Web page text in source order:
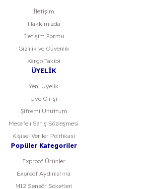
Gönder
İletişim
Hakkımızda
İletişim Formu
Gizlilik ve Güvenlik
Kargo Takibi
ÜYELİK
Yeni Üyelik
Üye Girişi
Şifremi Unuttum
Mesafeli Satış Sözleşmesi
Kişisel Veriler Politikası
Popüler Kategoriler
Exproof Ürünler
Exproof Aydınlatma
M12 Sensör Soketleri